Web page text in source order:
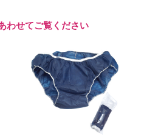
わせてご覧ください